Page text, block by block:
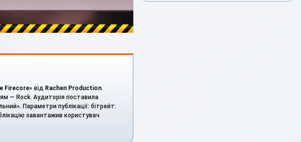
Firecore» від Rachen Production.
— Rock. Аудиторія поставила
Параметри публікації: бітрейт:
завантажив користувач